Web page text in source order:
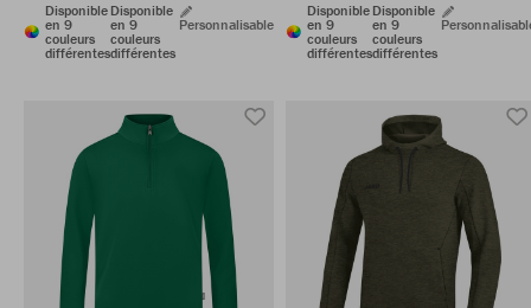
Disponible
en 9
couleurs
différentes
Disponible
en 9
couleurs
différentes
Personnalisable
Disponible
en 9
couleurs
différentes
Disponible
en 9
couleurs
différentes